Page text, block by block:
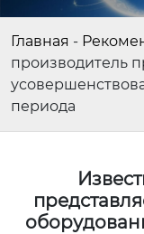
Главная -
производитель
периода